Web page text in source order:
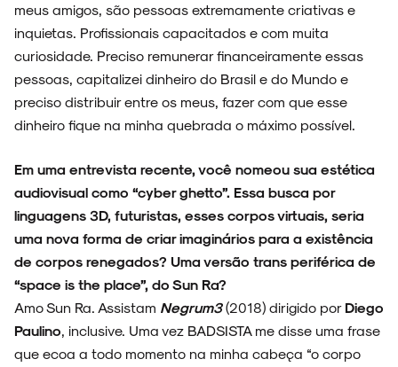
meus amigos, são pessoas extremamente criativas e
inquietas. Profissionais capacitados e com muita
curiosidade. Preciso remunerar financeiramente essas
pessoas, capitalizei dinheiro do Brasil e do Mundo e
preciso distribuir entre os meus, fazer com que esse
dinheiro fique na minha quebrada o máximo possível.
Em uma entrevista recente, você nomeou sua estética
audiovisual como “cyber ghetto”. Essa busca por
linguagens 3D, futuristas, esses corpos virtuais, seria
uma nova forma de criar imaginários para a existência
de corpos renegados? Uma versão trans periférica de
“space is the place”, do Sun Ra?
Amo Sun Ra. Assistam Negrum3(2018) dirigido por Diego
Paulino, inclusive. Uma vez BADSISTA me disse uma frase
que ecoa a todo momento na minha cabeça “o corpo